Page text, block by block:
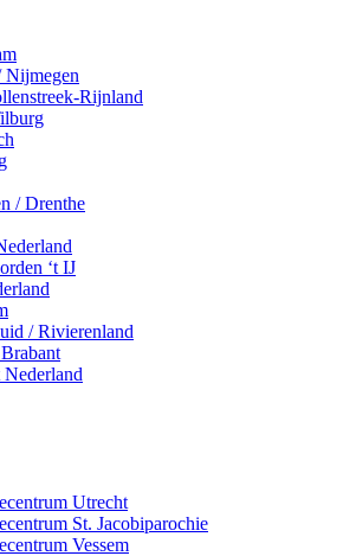
Nijmegen
Rijnland
/ Drenthe
‘t IJ
/ Rivierenland
Utrecht
St. Jacobiparochie
Vessem